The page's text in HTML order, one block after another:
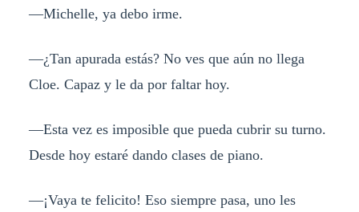
—Michelle, ya debo irme.
—¿Tan apurada estás? No ves que aún no llega
Cloe. Capaz y le da por faltar hoy.
—Esta vez es imposible que pueda cubrir su turno.
Desde hoy estaré dando clases de piano.
—¡Vaya te felicito! Eso siempre pasa, uno les